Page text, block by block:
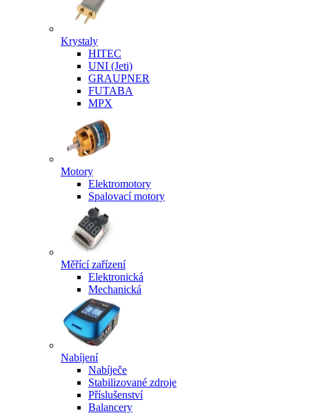
Krystaly
HITEC
UNI (Jeti)
GRAUPNER
FUTABA
MPX
Motory
Elektromotory
Spalovací motory
Měřící zařízení
Elektronická
Mechanická
Nabíjení
Nabíječe
Stabilizované zdroje
Příslušenství
Balancery